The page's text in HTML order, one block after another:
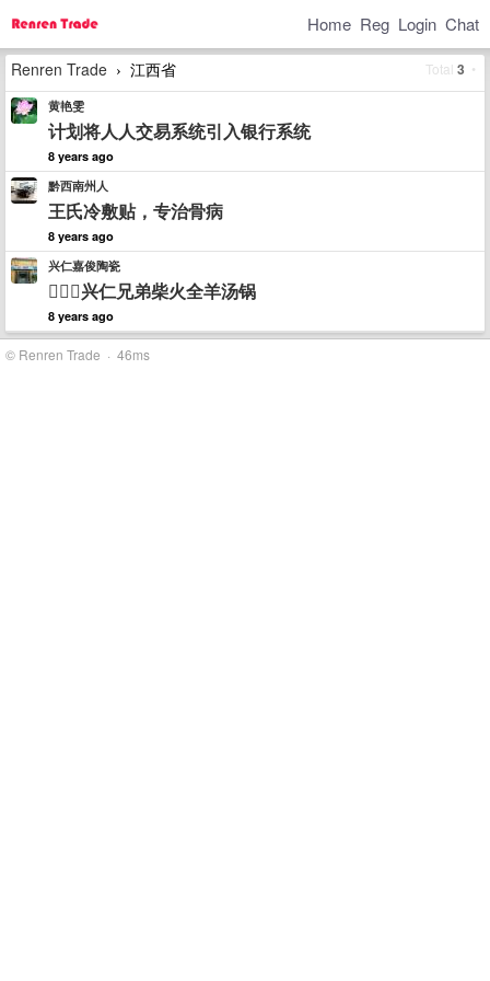
Home Reg Login Chat
Total 3 •
Renren Trade › 江西省
黄艳雯
计划将人人交易系统引入银行系统
8 years ago
黔西南州人
王氏冷敷贴，专治骨病
8 years ago
兴仁嘉俊陶瓷
兴仁兄弟柴火全羊汤锅
8 years ago
© Renren Trade · 46ms